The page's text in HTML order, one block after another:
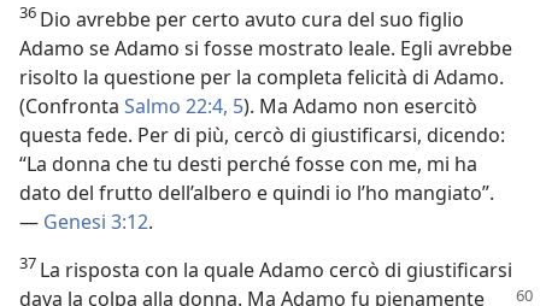
36 Dio avrebbe per certo avuto cura del suo figlio
Adamo se Adamo si fosse mostrato leale. Egli avrebbe
risolto la questione per la completa felicità di Adamo.
(Confronta Salmo 22:4, 5). Ma Adamo non esercitò
questa fede. Per di più, cercò di giustificarsi, dicendo:
“La donna che tu desti perché fosse con me, mi ha
dato del frutto dell’albero e quindi io l’ho mangiato”.
— Genesi 3:12.
37 La risposta con la quale Adamo cercò di giustificarsi
dava la colpa alla donna. Ma Adamo fu pienamente